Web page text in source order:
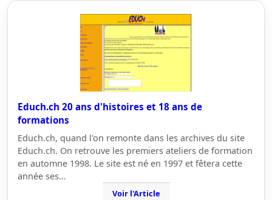
Educh.ch 20 ans d'histoires et 18 ans de
formations
Educh.ch, quand l'on remonte dans les archives du site
Educh.ch. On retrouve les premiers ateliers de formation
en automne 1998. Le site est né en 1997 et fêtera cette
année ses…
Voir l'Article